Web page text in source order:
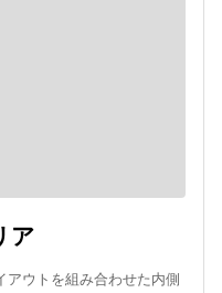
ア
アウトを組み合わせた内側